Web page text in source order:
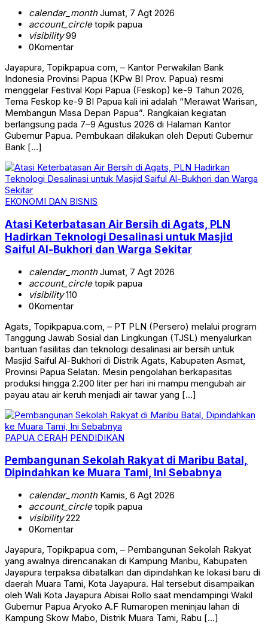
calendar_monthJumat, 7 Agt 2026
account_circletopik papua
visibility99
0Komentar
Jayapura, Topikpapua com, – Kantor Perwakilan Bank
Indonesia Provinsi Papua (KPw BI Prov. Papua) resmi
menggelar Festival Kopi Papua (Feskop) ke-9 Tahun 2026,
Tema Feskop ke-9 BI Papua kali ini adalah “Merawat Warisan,
Membangun Masa Depan Papua”. Rangkaian kegiatan
berlangsung pada 7–9 Agustus 2026 di Halaman Kantor
Gubernur Papua. Pembukaan dilakukan oleh Deputi Gubernur
Bank […]
EKONOMI DAN BISNIS
Atasi Keterbatasan Air Bersih di Agats, PLN
Hadirkan Teknologi Desalinasi untuk Masjid
Saiful Al-Bukhori dan Warga Sekitar
calendar_monthJumat, 7 Agt 2026
account_circletopik papua
visibility110
0Komentar
Agats, Topikpapua.com, – PT PLN (Persero) melalui program
Tanggung Jawab Sosial dan Lingkungan (TJSL) menyalurkan
bantuan fasilitas dan teknologi desalinasi air bersih untuk
Masjid Saiful Al-Bukhori di Distrik Agats, Kabupaten Asmat,
Provinsi Papua Selatan. Mesin pengolahan berkapasitas
produksi hingga 2.200 liter per hari ini mampu mengubah air
payau atau air keruh menjadi air tawar yang […]
PAPUA CERAH PENDIDIKAN
Pembangunan Sekolah Rakyat di Maribu Batal,
Dipindahkan ke Muara Tami, Ini Sebabnya
calendar_monthKamis, 6 Agt 2026
account_circletopik papua
visibility222
0Komentar
Jayapura, Topikpapua com, – Pembangunan Sekolah Rakyat
yang awalnya direncanakan di Kampung Maribu, Kabupaten
Jayapura terpaksa dibatalkan dan dipindahkan ke lokasi baru di
daerah Muara Tami, Kota Jayapura. Hal tersebut disampaikan
oleh Wali Kota Jayapura Abisai Rollo saat mendampingi Wakil
Gubernur Papua Aryoko A.F Rumaropen meninjau lahan di
Kampung Skow Mabo, Distrik Muara Tami, Rabu […]